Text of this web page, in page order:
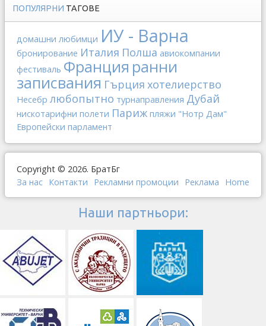
ПОПУЛЯРНИ ТАГОВЕ
домашни любимци ИУ - Варна
бронирование Италия Полша авиокомпании
фестиваль Франция ранни
записвания Гърция хотелиерство
Несебр любопытно турнаправления Дубай
нискотарифни полети Париж пляжи "Нотр Дам"
Европейски парламент
Copyright © 2026. БратБг
За нас Контакти Рекламни промоции Реклама Home
Наши партньори: